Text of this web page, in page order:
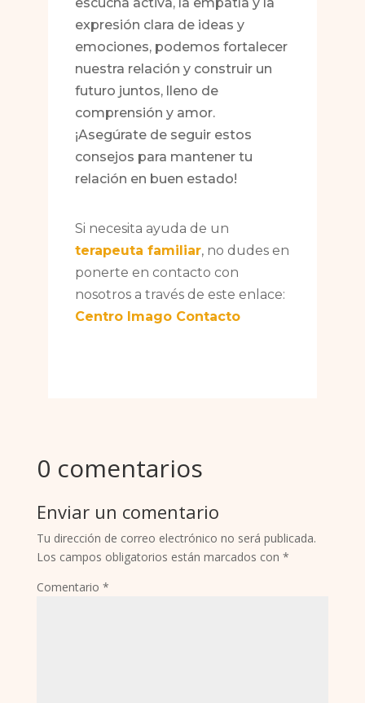
escucha activa, la empatía y la
expresión clara de ideas y
emociones, podemos fortalecer
nuestra relación y construir un
futuro juntos, lleno de
comprensión y amor.
¡Asegúrate de seguir estos
consejos para mantener tu
relación en buen estado!
Si necesita ayuda de un
terapeuta familiar, no dudes en
ponerte en contacto con
nosotros a través de este enlace:
Centro Imago Contacto
0 comentarios
Enviar un comentario
Tu dirección de correo electrónico no será publicada.
Los campos obligatorios están marcados con *
Comentario *